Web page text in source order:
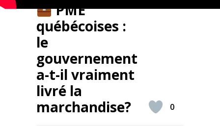
PME
québécoises :
le
gouvernement
a-t-il vraiment
livré la
marchandise?
0